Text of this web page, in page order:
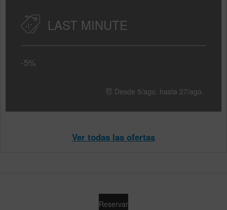
LAST MINUTE
-5%
Desde 5/ago. hasta 27/ago.
Ver todas las ofertas
Reservar